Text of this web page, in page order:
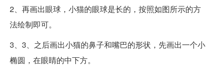
2、再画出眼球，小猫的眼球是长的，按照如图所示的方
法绘制即可。
3、3、之后画出小猫的鼻子和嘴巴的形状，先画出一个小
椭圆，在眼睛的中下方。